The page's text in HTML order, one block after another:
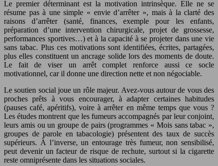
Le premier déterminant est la motivation intrinsèque. Elle ne se
résume pas à une simple « envie d’arrêter », mais à la clarté des
raisons d’arrêter (santé, finances, exemple pour les enfants,
préparation d’une intervention chirurgicale, projet de grossesse,
performances sportives…) et à la capacité à se projeter dans une vie
sans tabac. Plus ces motivations sont identifiées, écrites, partagées,
plus elles constituent un ancrage solide lors des moments de doute.
Le fait de viser un arrêt complet renforce aussi ce socle
motivationnel, car il donne une direction nette et non négociable.
Le soutien social joue un rôle majeur. Avez-vous autour de vous des
proches prêts à vous encourager, à adapter certaines habitudes
(pauses café, apéritifs), voire à arrêter en même temps que vous ?
Les études montrent que les fumeurs accompagnés par leur conjoint,
leurs amis ou un groupe de pairs (programmes « Mois sans tabac »,
groupes de parole en tabacologie) présentent des taux de succès
supérieurs. À l’inverse, un entourage très fumeur, non sensibilisé,
peut devenir un facteur de risque de rechute, surtout si la cigarette
reste omniprésente dans les situations sociales.